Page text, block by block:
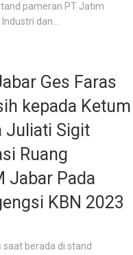
pameran PT Jatim
dan...
Ges Faras
kepada Ketum
Juliati Sigit
Ruang
Jabar Pada
KBN 2023
saat berada di stand